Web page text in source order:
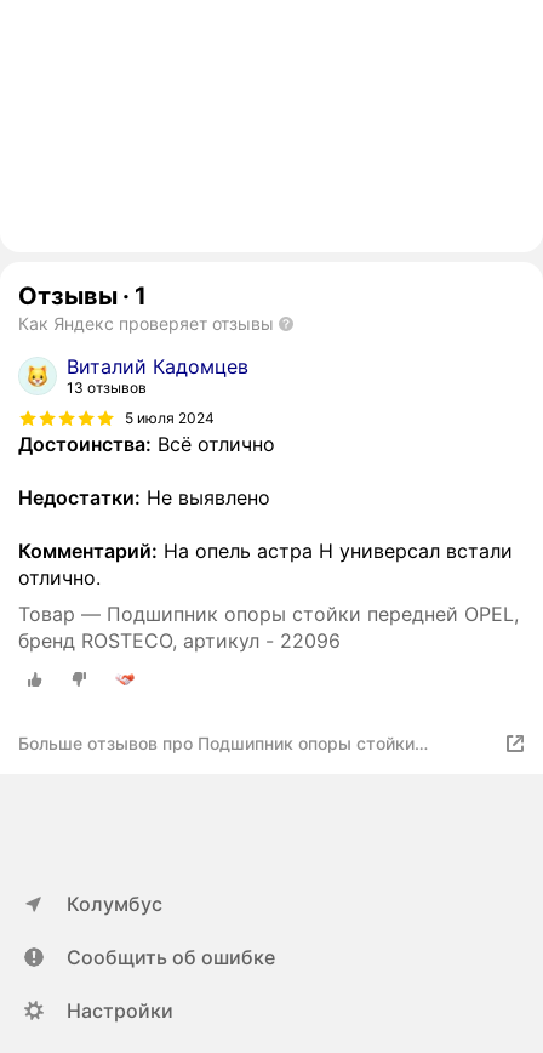
Отзывы · 1
Как Яндекс проверяет отзывы
Виталий Кадомцев
13 отзывов
5 июля 2024
Достоинства: Всё отлично
Недостатки: Не выявлено
Комментарий: На опель астра Н универсал встали
отлично.
Товар — Подшипник опоры стойки передней OPEL,
бренд ROSTECO, артикул - 22096
Больше отзывов про Подшипник опоры стойки
Колумбус
Сообщить об ошибке
Настройки